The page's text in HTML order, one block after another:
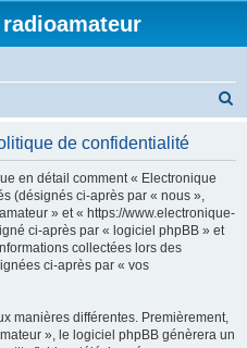
de confidentialité
en détail comment « Electronique
(désignés ci-après par « nous »,
» et « https://www.electronique-
ci-après par « logiciel phpBB » et
collectées lors des
ci-après par « vos
manières différentes. Premièrement,
», le logiciel phpBB génèrera un